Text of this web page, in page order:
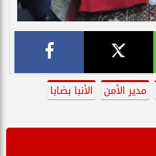
مدير الأمن
الأنبا بضابا